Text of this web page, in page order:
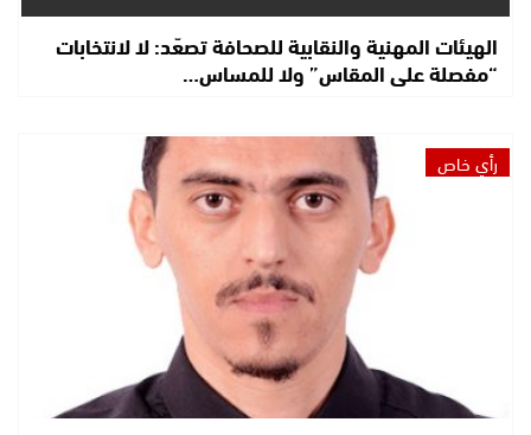
الهيئات المهنية والنقابية للصحافة تصعّد: لا لانتخابات
“مفصلة على المقاس” ولا للمساس…
رأي خاص